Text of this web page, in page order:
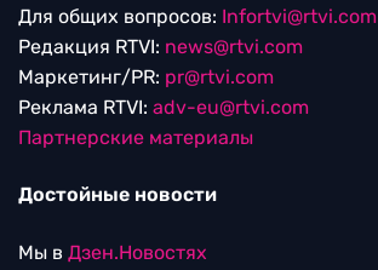
Для общих вопросов: Infortvi@rtvi.com
Редакция RTVI: news@rtvi.com
Маркетинг/PR: pr@rtvi.com
Реклама RTVI: adv-eu@rtvi.com
Партнерские материалы
Достойные новости
Мы в Дзен.Новостях